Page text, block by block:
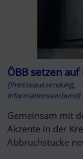
ÖBB setzen
[Presseaussendung,
Informationsverbund]
Gemeinsam mit
Akzente in der
Abbruchstücke